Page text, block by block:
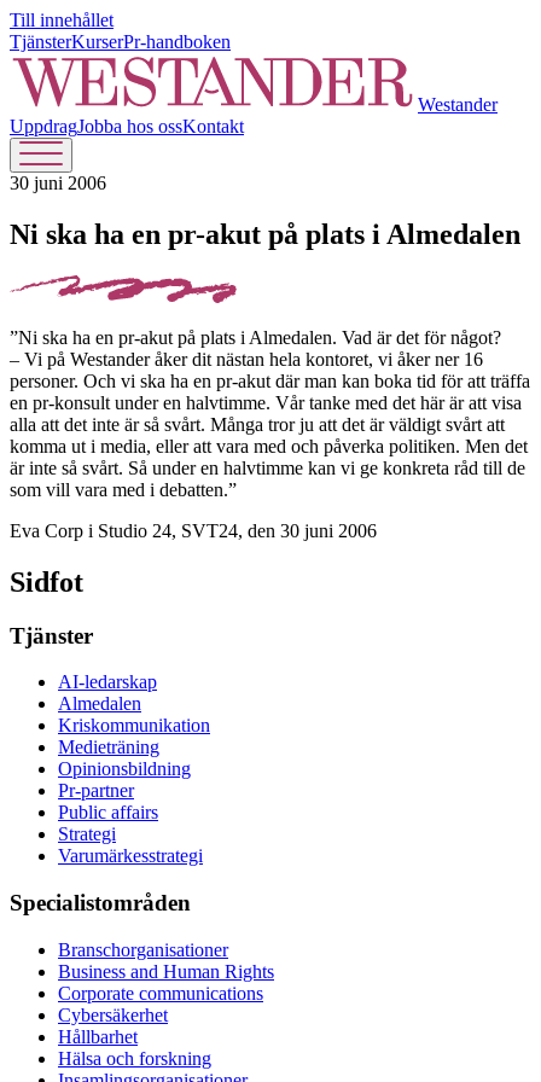
Till innehållet
TjänsterKurserPr-handboken
Westander
UppdragJobba hos ossKontakt
30 juni 2006
Ni ska ha en pr-akut på plats i Almedalen
”Ni ska ha en pr-akut på plats i Almedalen. Vad är det för något?
– Vi på Westander åker dit nästan hela kontoret, vi åker ner 16
personer. Och vi ska ha en pr-akut där man kan boka tid för att träffa
en pr-konsult under en halvtimme. Vår tanke med det här är att visa
alla att det inte är så svårt. Många tror ju att det är väldigt svårt att
komma ut i media, eller att vara med och påverka politiken. Men det
är inte så svårt. Så under en halvtimme kan vi ge konkreta råd till de
som vill vara med i debatten.”
Eva Corp i Studio 24, SVT24, den 30 juni 2006
Sidfot
Tjänster
AI-ledarskap
Almedalen
Kris­kommunikation
Medieträning
Opinionsbildning
Pr-partner
Public affairs
Strategi
Varumärkesstrategi
Specialistområden
Branschorganisationer
Business and Human Rights
Corporate communications
Cybersäkerhet
Hållbarhet
Hälsa och forskning